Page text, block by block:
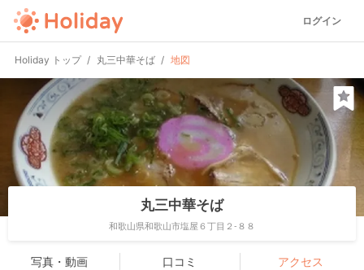
ログイン
Holiday トップ 丸三中華そば 地図
丸三中華そば
和歌山県和歌山市塩屋６丁目２-８８
写真・動画 口コミ アクセス